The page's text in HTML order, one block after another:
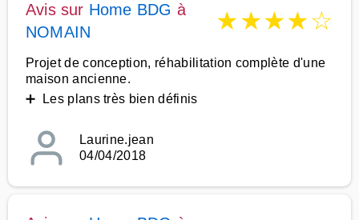
Avis sur Home BDG à
NOMAIN
★★★★☆
Projet de conception, réhabilitation complète d'une
maison ancienne.
➕ Les plans très bien définis
Laurine.jean
04/04/2018